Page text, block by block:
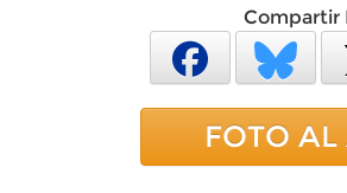
Compartir
FOTO